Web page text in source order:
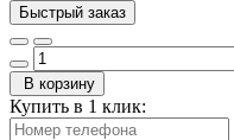
Быстрый заказ
В корзину
Купить в 1 клик: